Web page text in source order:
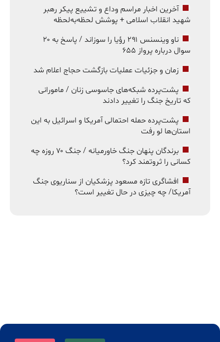
آخرین اخبار مراسم وداع و تشییع پیکر رهبر
شهید انقلاب اسلامی + پوشش لحظه‌به‌لحظه
ناو وینسنس ۲۹۱ رؤیا را سوزاند / پاسخ به ۲۰
سوال درباره پرواز ۶۵۵
زمان و جزئیات عملیات بازگشت حجاج اعلام شد
پشت‌پرده شبکه‌های جاسوسی زنان / مامورانی
که تاریخ جنگ را تغییر دادند
پشت‌پرده حمله احتمالی آمریکا و اسرائیل به این
استان‌ها لو رفت
برندگان پنهان جنگ خاورمیانه / جنگ ۷۰ روزه چه
کسانی را ثروتمند کرد؟
افشاگری تازه مسعود پزشکیان از سناریوی جنگ
آمریکا/ چه چیزی در حال تغییر است؟